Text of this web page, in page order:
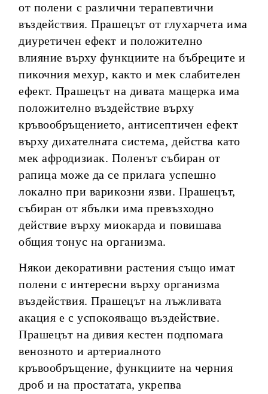
от полени с различни терапевтични
въздействия. Прашецът от глухарчета има
диуретичен ефект и положително
влияние върху функциите на бъбреците и
пикочния мехур, както и мек слабителен
ефект. Прашецът на дивата мащерка има
положително въздействие върху
кръвообръщението, антисептичен ефект
върху дихателната система, действа като
мек афродизиак. Поленът събиран от
рапица може да се прилага успешно
локално при варикозни язви. Прашецът,
събиран от ябълки има превъзходно
действие върху миокарда и повишава
общия тонус на организма.
Някои декоративни растения също имат
полени с интересни върху организма
въздействия. Прашецът на лъжливата
акация е с успокояващо въздействие.
Прашецът на дивия кестен подпомага
венозното и артериалното
кръвообръщение, функциите на черния
дроб и на простатата, укрепва